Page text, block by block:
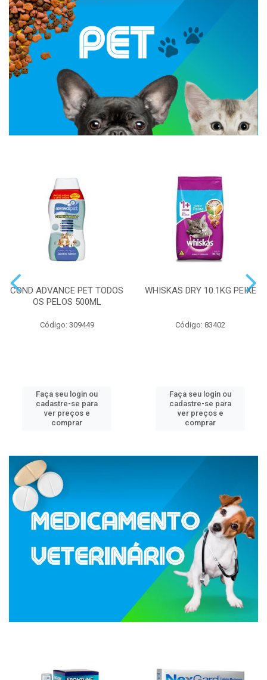
COND ADVANCE PET TODOS
OS PELOS 500ML
Código: 309449
Faça seu login ou
cadastre-se para
ver preços e
comprar
WHISKAS DRY 10.1KG PEIXE
Código: 83402
Faça seu login ou
cadastre-se para
ver preços e
comprar